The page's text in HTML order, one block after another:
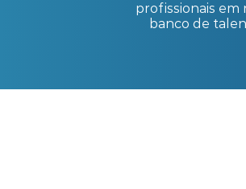
profissionais em
banco de